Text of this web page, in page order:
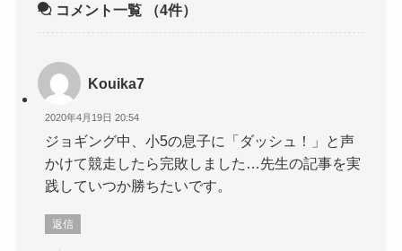
コメント一覧 （4件）
Kouika7
2020年4月19日 20:54
ジョギング中、小5の息子に「ダッシュ！」と声
かけて競走したら完敗しました…先生の記事を実
践していつか勝ちたいです。
返信